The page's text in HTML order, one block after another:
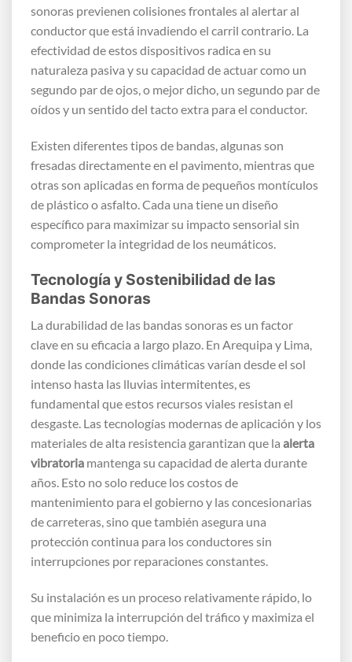
sonoras previenen colisiones frontales al alertar al
conductor que está invadiendo el carril contrario. La
efectividad de estos dispositivos radica en su
naturaleza pasiva y su capacidad de actuar como un
segundo par de ojos, o mejor dicho, un segundo par de
oídos y un sentido del tacto extra para el conductor.
Existen diferentes tipos de bandas, algunas son
fresadas directamente en el pavimento, mientras que
otras son aplicadas en forma de pequeños montículos
de plástico o asfalto. Cada una tiene un diseño
específico para maximizar su impacto sensorial sin
comprometer la integridad de los neumáticos.
Tecnología y Sostenibilidad de las
Bandas Sonoras
La durabilidad de las bandas sonoras es un factor
clave en su eficacia a largo plazo. En Arequipa y Lima,
donde las condiciones climáticas varían desde el sol
intenso hasta las lluvias intermitentes, es
fundamental que estos recursos viales resistan el
desgaste. Las tecnologías modernas de aplicación y los
materiales de alta resistencia garantizan que la alerta
vibratoria mantenga su capacidad de alerta durante
años. Esto no solo reduce los costos de
mantenimiento para el gobierno y las concesionarias
de carreteras, sino que también asegura una
protección continua para los conductores sin
interrupciones por reparaciones constantes.
Su instalación es un proceso relativamente rápido, lo
que minimiza la interrupción del tráfico y maximiza el
beneficio en poco tiempo.